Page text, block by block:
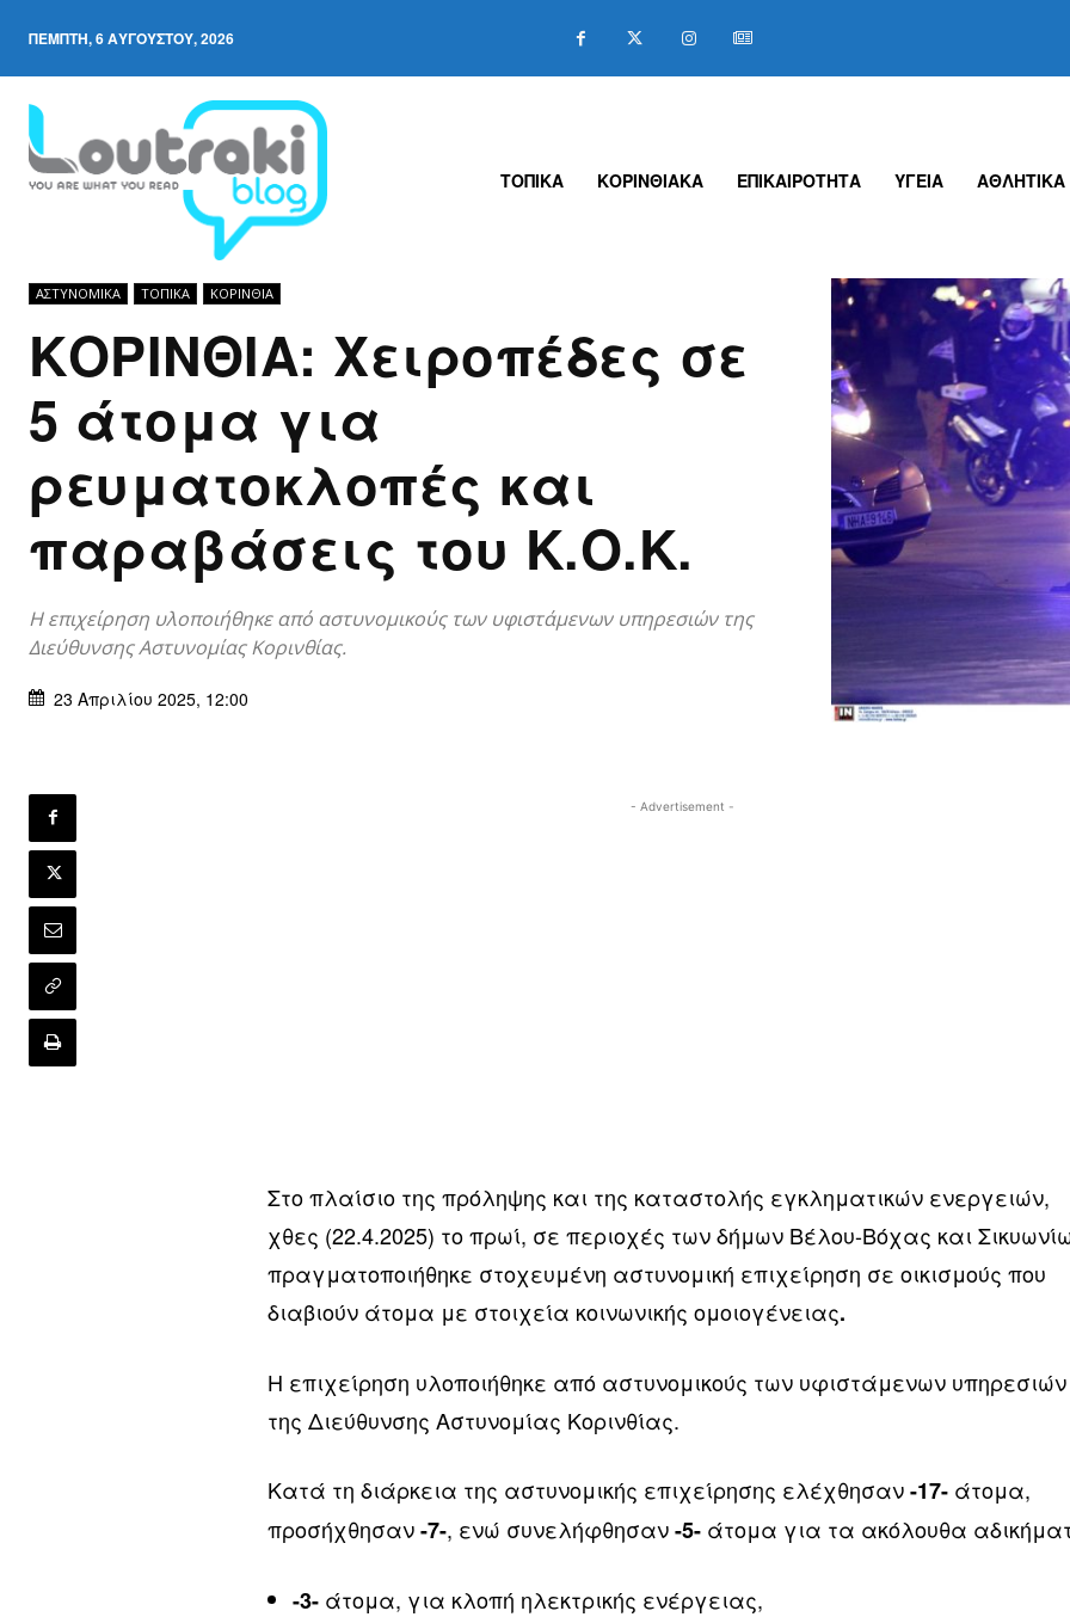
ΠΈΜΠΤΗ, 6 ΑΥΓΟΎΣΤΟΥ, 2026
ΤΟΠΙΚΑ ΚΟΡΙΝΘΙΑΚΑ ΕΠΙΚΑΙΡΟΤΗΤΑ ΥΓΕΙΑ ΑΘΛΗΤΙΚΑ
ΑΣΤΥΝΟΜΙΚΆ ΤΟΠΙΚΑ ΚΟΡΙΝΘΊΑ
ΚΟΡΙΝΘΙΑ: Χειροπέδες σε
5 άτομα για
ρευματοκλοπές και
παραβάσεις του Κ.Ο.Κ.
Η επιχείρηση υλοποιήθηκε από αστυνομικούς των υφιστάμενων υπηρεσιών της
Διεύθυνσης Αστυνομίας Κορινθίας.
23 Απριλίου 2025, 12:00
- Advertisement -
Στο πλαίσιο της πρόληψης και της καταστολής εγκληματικών ενεργειών,
χθες (22.4.2025) το πρωί, σε περιοχές των δήμων Βέλου-Βόχας και
πραγματοποιήθηκε στοχευμένη αστυνομική επιχείρηση σε οικισμούς που
διαβιούν άτομα με στοιχεία κοινωνικής ομοιογένειας.
Η επιχείρηση υλοποιήθηκε από αστυνομικούς των υφιστάμενων υπηρεσιών
της Διεύθυνσης Αστυνομίας Κορινθίας.
Κατά τη διάρκεια της αστυνομικής επιχείρησης ελέχθησαν-17- άτομα,
προσήχθησαν-7-, ενώ συνελήφθησαν-5- άτομα για τα ακόλουθα
-3- άτομα, για κλοπή ηλεκτρικής ενέργειας,